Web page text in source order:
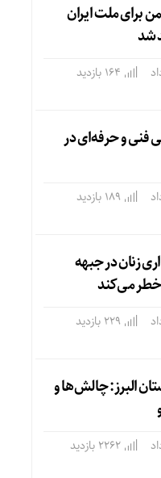
ملت ایران
شد
فنی‌ و حرفه‌ای در
زنان در جبهه
می‌کند
البرز: چالش‌ها و